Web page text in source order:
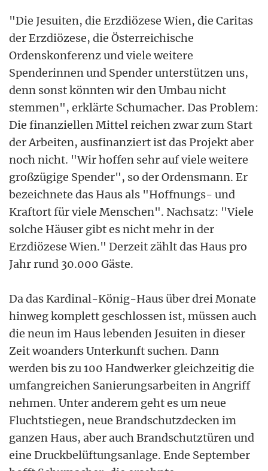
"Die Jesuiten, die Erzdiözese Wien, die Caritas
der Erzdiözese, die Österreichische
Ordenskonferenz und viele weitere
Spenderinnen und Spender unterstützen uns,
denn sonst könnten wir den Umbau nicht
stemmen", erklärte Schumacher. Das Problem:
Die finanziellen Mittel reichen zwar zum Start
der Arbeiten, ausfinanziert ist das Projekt aber
noch nicht. "Wir hoffen sehr auf viele weitere
großzügige Spender", so der Ordensmann. Er
bezeichnete das Haus als "Hoffnungs- und
Kraftort für viele Menschen". Nachsatz: "Viele
solche Häuser gibt es nicht mehr in der
Erzdiözese Wien." Derzeit zählt das Haus pro
Jahr rund 30.000 Gäste.
Da das Kardinal-König-Haus über drei Monate
hinweg komplett geschlossen ist, müssen auch
die neun im Haus lebenden Jesuiten in dieser
Zeit woanders Unterkunft suchen. Dann
werden bis zu 100 Handwerker gleichzeitig die
umfangreichen Sanierungsarbeiten in Angriff
nehmen. Unter anderem geht es um neue
Fluchtstiegen, neue Brandschutzdecken im
ganzen Haus, aber auch Brandschutztüren und
eine Druckbelüftungsanlage. Ende September